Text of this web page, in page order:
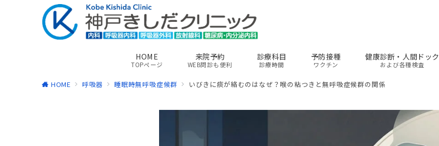
HOME
TOPページ
来院予約
WEB問診も便利
診療科目
診療時間
予防接種
ワクチン
健康診断・人間ドック
および各種検査
HOME 呼吸器 睡眠時無呼吸症候群 いびきに痰が絡むのはなぜ？喉の粘つきと無呼吸症候群の関係